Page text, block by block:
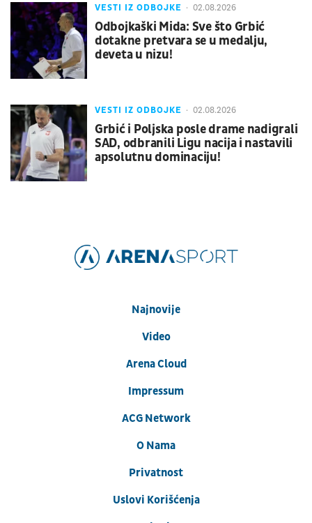
VESTI IZ ODBOJKE 02.08.2026
Odbojkaški Mida: Sve što Grbić
dotakne pretvara se u medalju,
deveta u nizu!
VESTI IZ ODBOJKE 02.08.2026
Grbić i Poljska posle drame nadigrali
SAD, odbranili Ligu nacija i nastavili
apsolutnu dominaciju!
Najnovije
Video
Arena Cloud
Impressum
ACG Network
O Nama
Privatnost
Uslovi Korišćenja